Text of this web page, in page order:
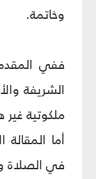
وخاتمة.
ففي
الشريفة
ملكوتية
أما
في الصلاة